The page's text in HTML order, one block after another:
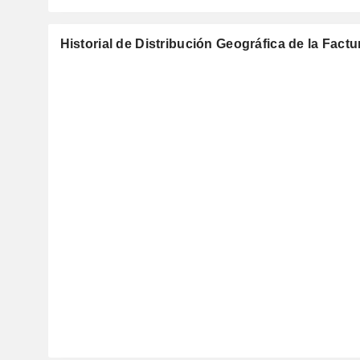
Historial de Distribución Geográfica de la